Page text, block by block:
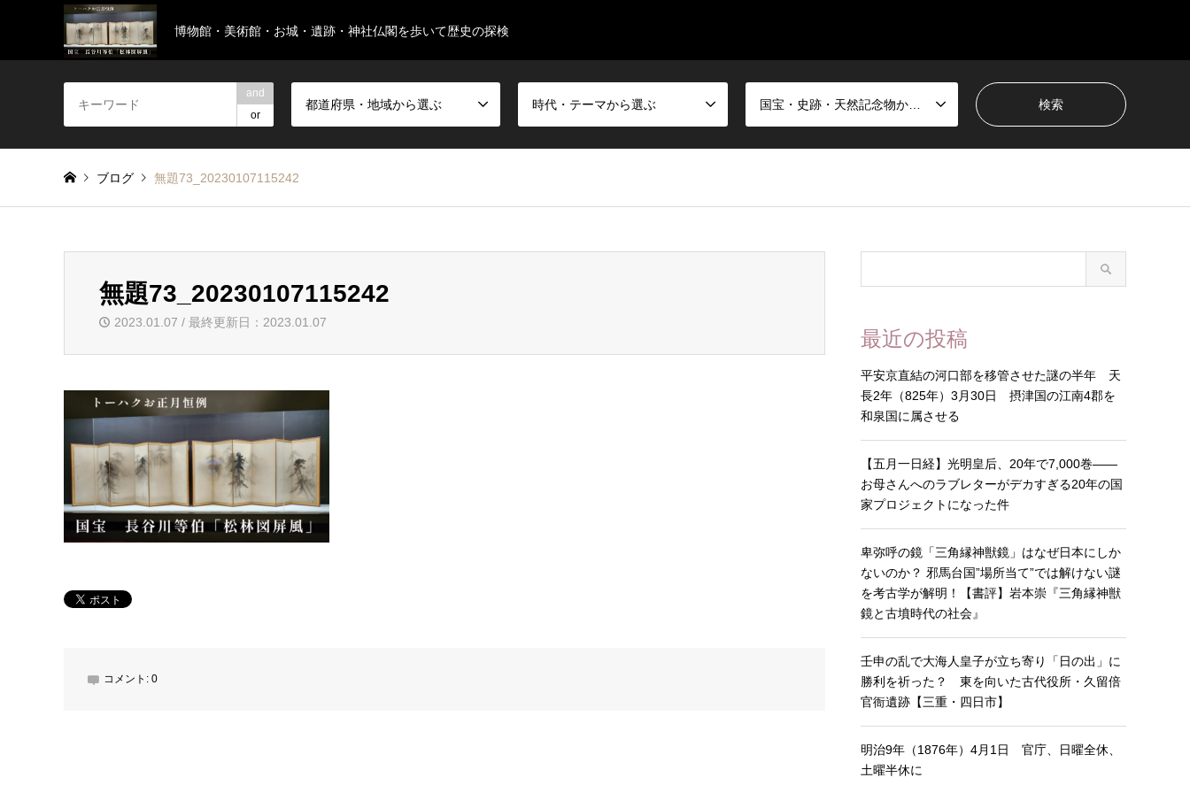
博物館・美術館・お城・遺跡・神社仏閣を歩いて歴史の探検
and
or
都道府県・地域から選ぶ 時代・テーマから選ぶ
ブログ 無題73_20230107115242
無題73_20230107115242
2023.01.07 / 最終更新日：2023.01.07
コメント: 0
最近の投稿
平安京直結の河口部を移管させた謎の半年 天
長2年（825年）3月30日 摂津国の江南4郡を
和泉国に属させる
【五月一日経】光明皇后、20年で7,000巻——
お母さんへのラブレターがデカすぎる20年の国
家プロジェクトになった件
卑弥呼の鏡「三角縁神獣鏡」はなぜ日本にしか
ないのか？ 邪馬台国”場所当て”では解けない謎
を考古学が解明！【書評】岩本崇『三角縁神獣
鏡と古墳時代の社会』
壬申の乱で大海人皇子が立ち寄り「日の出」に
勝利を祈った？ 東を向いた古代役所・久留倍
官衙遺跡【三重・四日市】
明治9年（1876年）4月1日 官庁、日曜全休、
土曜半休に